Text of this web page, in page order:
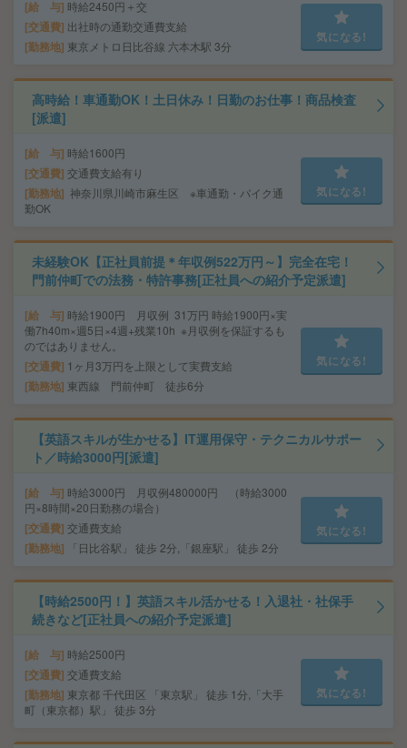
給 与 時給2450円＋交
交通費 出社時の通勤交通費支給
勤務地 東京メトロ日比谷線 六本木駅 3分
気になる!
高時給！車通勤OK！土日休み！日勤のお仕事！商品検査
[派遣]
給 与 時給1600円
交通費 交通費支給有り
勤務地 神奈川県川崎市麻生区 ※車通勤・バイク通
勤OK
気になる!
未経験OK【正社員前提＊年収例522万円～】完全在宅！
門前仲町での法務・特許事務[正社員への紹介予定派遣]
給 与 時給1900円 月収例 31万円 時給1900円×実
働7h40m×週5日×4週+残業10h ※月収例を保証するも
のではありません。
交通費 1ヶ月3万円を上限として実費支給
勤務地 東西線 門前仲町 徒歩6分
気になる!
【英語スキルが生かせる】IT運用保守・テクニカルサポー
ト／時給3000円[派遣]
給 与 時給3000円 月収例480000円 （時給3000
円×8時間×20日勤務の場合）
交通費 交通費支給
勤務地 「日比谷駅」 徒歩 2分,「銀座駅」 徒歩 2分
気になる!
【時給2500円！】英語スキル活かせる！入退社・社保手
続きなど[正社員への紹介予定派遣]
給 与 時給2500円
交通費 交通費支給
勤務地 東京都 千代田区 「東京駅」 徒歩 1分,「大手
町（東京都）駅」 徒歩 3分
気になる!